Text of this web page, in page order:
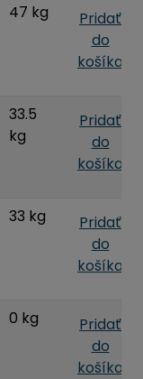
47 kg
Pridať
do
košíka
33.5
kg
Pridať
do
košíka
33 kg
Pridať
do
košíka
0 kg
Pridať
do
košíka